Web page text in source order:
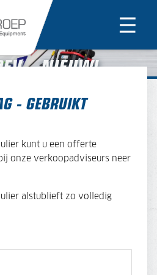
– NIEUW!
- GEBRUIKT
kunt u een offerte
onze verkoopadviseurs neer
alstublieft zo volledig